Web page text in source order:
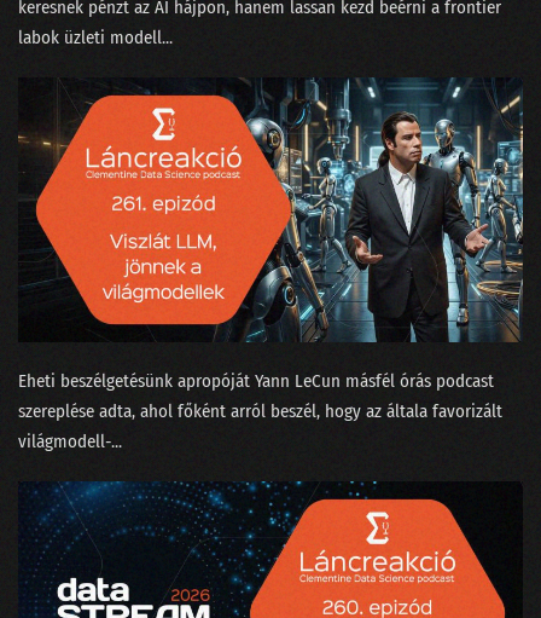
178 - Entrópia: a káoszért rimánkodó világ
177 - Ki tanította a ChatGPT-t beszélgetni?
176 - Van-e kilincs a Komplex Rendszerek Tanszékén?
175 - Aprópénzre váltott LLM, ahogy a nagyok képzelik
174 - Bayesiánus hajókatasztrófa és az USA elnökválasztása
173 - EESZT - Adathorror és a hosszú élet záloga egyszerre
172 - Benzinvér és villanyroller
171 - Karrierváltás a növényi tej hiánya miatt?
168 - Agyunkra megy a Neuralink
167 - Rossz-e a világ legjobb AI jogszabálya?
keresnek pénzt az AI hájpon, hanem lassan kezd beérni a frontier
labok üzleti modell...
Eheti beszélgetésünk apropóját ⁠Yann LeCun⁠ másfél órás ⁠podcast
szereplése⁠ adta, ahol főként arról beszél, hogy az általa favorizált
világmodell-...